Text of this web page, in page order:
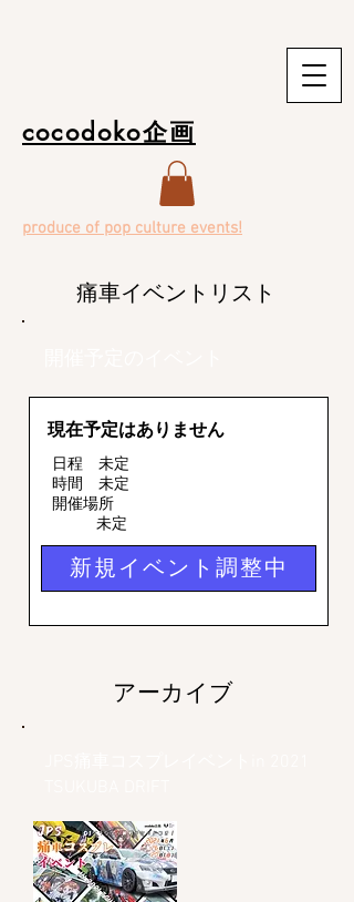
cocodoko企画
produce of pop culture events!
痛車イベントリスト
現在予定はありません
日程 未定
時間 未定
開催場所
未定
新規イベント調整中
アーカイブ